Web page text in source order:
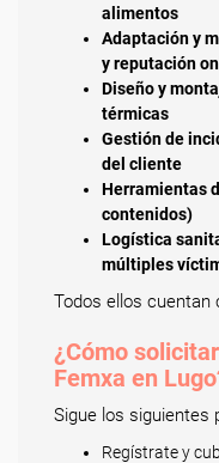
alimentos
Adaptación y
y reputación
Diseño y
térmicas
Gestión de
del cliente
Herramientas
contenidos)
Logística
múltiples
Todos ellos cuentan
¿Cómo
Femxa en
Sigue los siguientes
Regístrate y